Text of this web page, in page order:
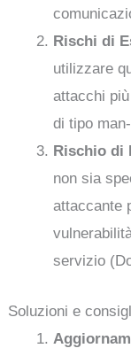
Rischi di
utilizzare
attacchi
di tipo
Rischio di
non sia
attaccante
servizio
Soluzioni e